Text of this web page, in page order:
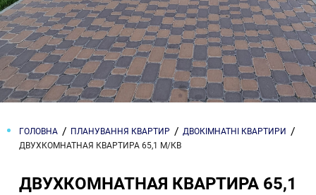
ГОЛОВНА ПЛАНУВАННЯ КВАРТИР
ДВОКІМНАТНІ КВАРТИРИ
ДВУХКОМНАТНАЯ КВАРТИРА 65,1 М/КВ
ДВУХКОМНАТНАЯ КВАРТИРА 65,1